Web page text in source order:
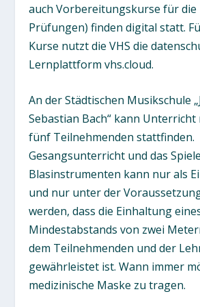
auch Vorbereitungskurse für die
Prüfungen) finden digital statt.
Kurse nutzt die VHS die
Lernplattform vhs.cloud.
An der Städtischen Musikschule
Sebastian Bach“ kann Unterricht
fünf Teilnehmenden stattfinden.
Gesangsunterricht und das
Blasinstrumenten kann nur als
und nur unter der
werden, dass die Einhaltung
Mindestabstands von zwei
dem Teilnehmenden und der
gewährleistet ist. Wann immer
medizinische Maske zu tragen.